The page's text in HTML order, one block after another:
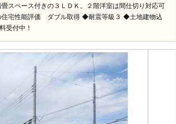
ペース付きの３ＬＤＫ。２階洋室は間仕切り対応可
宅性能評価 ダブル取得 ◆耐震等級３ ◆土地建物込
受付中！